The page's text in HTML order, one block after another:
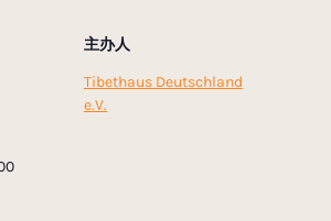
主办人
Tibethaus Deutschland
e.V.